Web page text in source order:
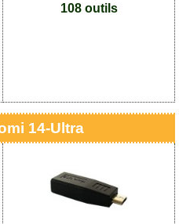
108 outils
14-Ultra